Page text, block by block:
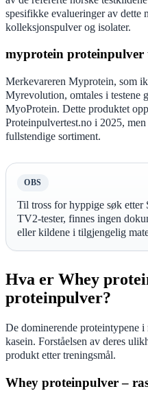
spesifikke evalueringer av dette
kolleksjonspulver og isolater.
myprotein proteinpulver
Merkevareren Myprotein, som
Myrevolution, omtales i testene
MyoProtein. Dette produktet
Proteinpulvertest.no i 2025,
fullstendige sortiment.
OBS
Til tross for hyppige søk
TV2-tester, finnes ingen
eller kildene i tilgjengelig
Hva er Whey
proteinpulver?
De dominerende proteintypene
kasein. Forståelsen av deres
produkt etter treningsmål.
Whey proteinpulver –